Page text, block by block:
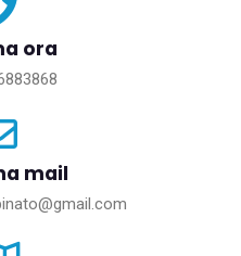
ora
mail